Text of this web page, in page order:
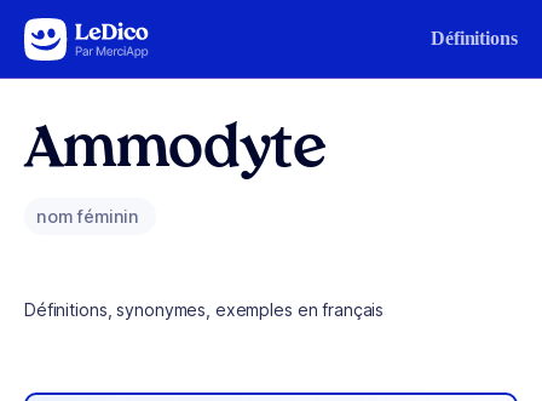
Aller au contenu Définitions
Ammodyte
nom féminin
Définitions, synonymes, exemples en français